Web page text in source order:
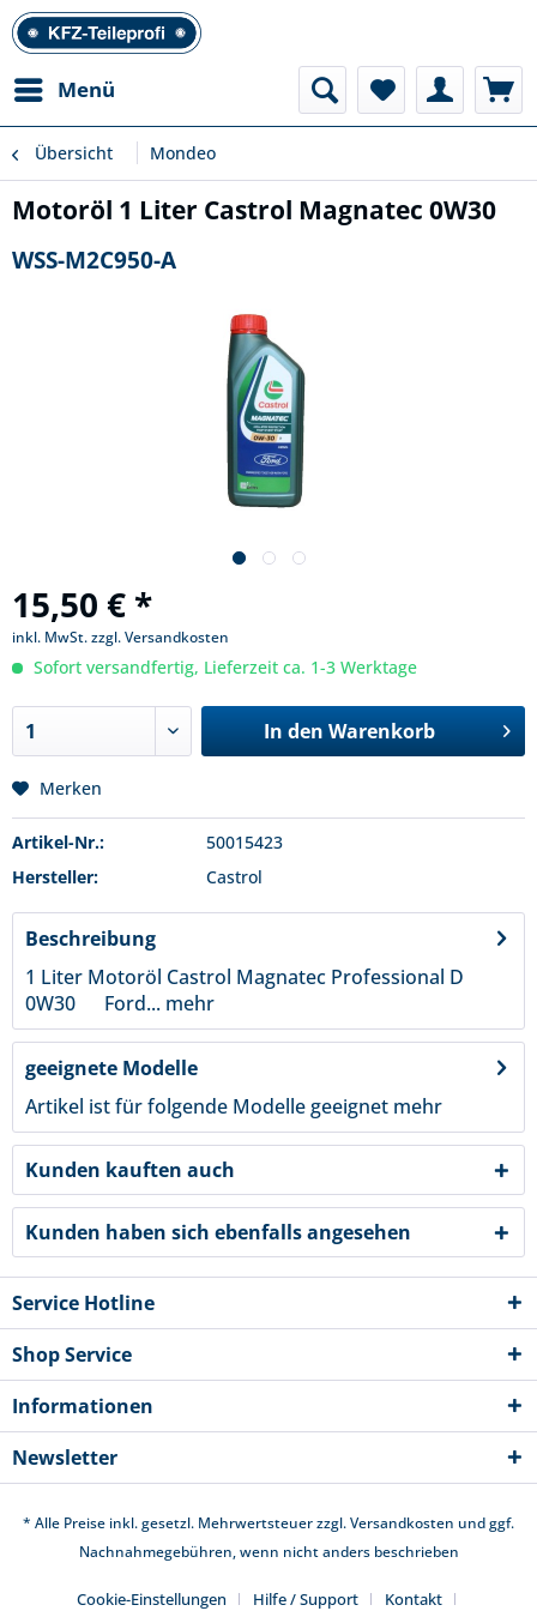
Menü
Übersicht Mondeo
Motoröl 1 Liter Castrol Magnatec 0W30
WSS-M2C950-A
15,50 € *
inkl. MwSt.zzgl. Versandkosten
Sofort versandfertig, Lieferzeit ca. 1-3 Werktage
In den Warenkorb
Merken
Artikel-Nr.:
50015423
Hersteller:
Castrol
Beschreibung
1 Liter Motoröl Castrol Magnatec Professional D
0W30 Ford... mehr
geeignete Modelle
Artikel ist für folgende Modelle geeignet mehr
Kunden kauften auch
Kunden haben sich ebenfalls angesehen
Service Hotline
Shop Service
Informationen
Newsletter
* Alle Preise inkl. gesetzl. Mehrwertsteuer zzgl.Versandkosten und ggf.
Nachnahmegebühren, wenn nicht anders beschrieben
Cookie-Einstellungen Hilfe / Support Kontakt